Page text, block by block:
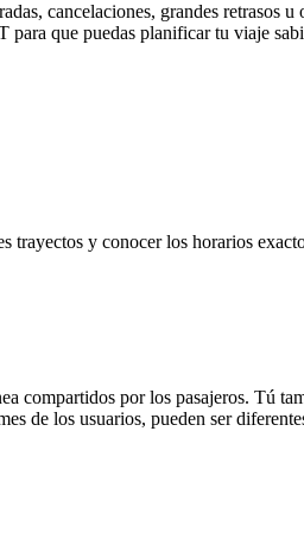
cancelaciones, grandes retrasos u
que puedas planificar tu viaje
trayectos y conocer los horarios
compartidos por los pasajeros. Tú
de los usuarios, pueden ser